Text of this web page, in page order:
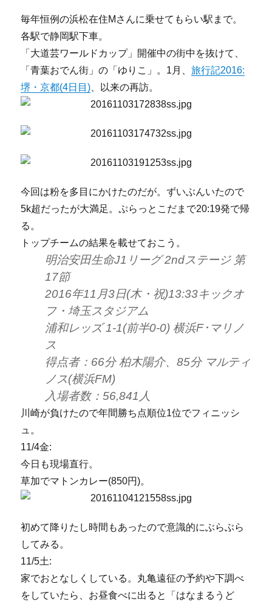
毎年恒例の浜松在住Mさんに乗せてもらい駅まで。
各駅で静岡駅下車。
「大道芸ワールドカップ」開催中の街中を抜けて、
「青葉おでん街」の「ゆりこ」。1月、旅行記2016:
堺・京都(4日目) 、以来の再訪。
今回は粉を多目にかけたのだが。ずいぶんいたので
5k超だったが大満足。ぷらっとこだまで20:19発で帰
る。
トップチームの結果を載せておこう。
明治安田生命J1リーグ 2ndステージ 第
17節
2016年11月3日(木・祝)13:33キックオ
フ・埼玉スタジアム
浦和レッズ 1-1(前半0-0) 横浜F･マリノ
ス
得点者：66分 柏木陽介、85分 マルティ
ノス(横浜FM)
入場者数：56,841人
川崎が負けたので年間勝ち点順位1位でフィニッシ
ュ。
11/4金:
今日も現場直行。
草加でマトンカレー(850円)。
初めて降りたし時間もあったので意識的にぶらぶら
してみる。
11/5土:
家でおとなしくしている。丸亀遠征の予約や下調べ
をしていたら、お昼食べに出ると「はなまるうど